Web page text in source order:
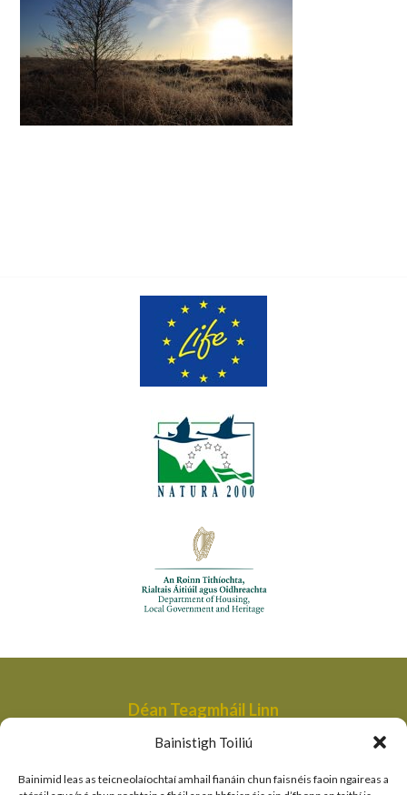
Bainistigh Toiliú
Bainimid leas as teicneolaíochtaí amhail fianáin chun faisnéis faoin ngaireas a
Déan Teagmháil Linn
Aonad Bainistithe na dTailte Móna,
An Roinn Tithíochta, Rialtais Áitiúil agus Oidhreachta,
Bóthair an Bhaile Nua,